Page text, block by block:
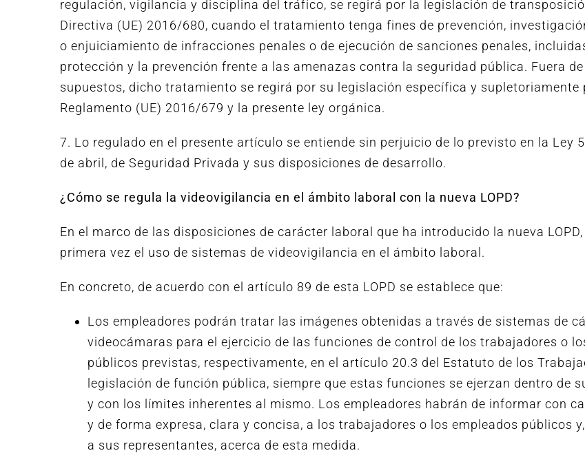
regulación, vigilancia y disciplina del tráfico, se regirá por la legislación de
Directiva (UE) 2016/680, cuando el tratamiento tenga fines de prevención,
o enjuiciamiento de infracciones penales o de ejecución de sanciones penales,
protección y la prevención frente a las amenazas contra la seguridad pública. Fuera
supuestos, dicho tratamiento se regirá por su legislación específica y supletoriamente
Reglamento (UE) 2016/679 y la presente ley orgánica.
7. Lo regulado en el presente artículo se entiende sin perjuicio de lo previsto en la Ley
de abril, de Seguridad Privada y sus disposiciones de desarrollo.
¿Cómo se regula la videovigilancia en el ámbito laboral con la nueva LOPD?
En el marco de las disposiciones de carácter laboral que ha introducido la nueva
primera vez el uso de sistemas de videovigilancia en el ámbito laboral.
En concreto, de acuerdo con el artículo 89 de esta LOPD se establece que:
Los empleadores podrán tratar las imágenes obtenidas a través de sistemas de
videocámaras para el ejercicio de las funciones de control de los trabajadores o
públicos previstas, respectivamente, en el artículo 20.3 del Estatuto de los
legislación de función pública, siempre que estas funciones se ejerzan dentro de
y con los límites inherentes al mismo. Los empleadores habrán de informar con
y de forma expresa, clara y concisa, a los trabajadores o los empleados públicos
a sus representantes, acerca de esta medida.